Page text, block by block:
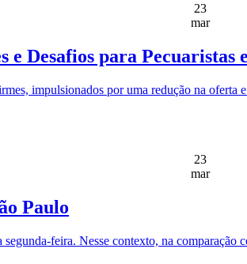
23
mar
Desafios para Pecuaristas
impulsionados por uma redução na oferta
23
mar
Paulo
feira. Nesse contexto, na comparação